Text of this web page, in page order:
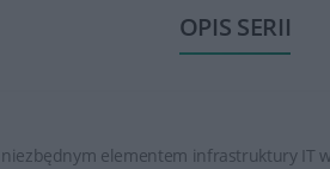
OPIS SERII
niezbędnym elementem infrastruktury IT